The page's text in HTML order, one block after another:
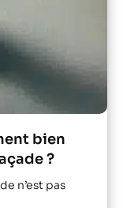
bien
?
n’est pas